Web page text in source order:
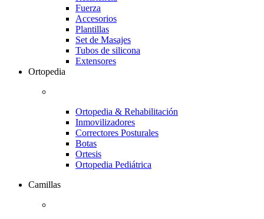
Fuerza
Accesorios
Plantillas
Set de Masajes
Tubos de silicona
Extensores
Ortopedia
Ortopedia & Rehabilitación
Inmovilizadores
Correctores Posturales
Botas
Ortesis
Ortopedia Pediátrica
Camillas